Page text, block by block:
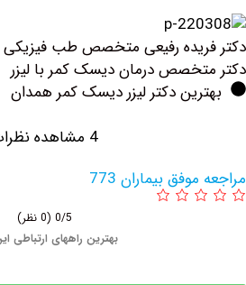
رفیعی متخصص طب فیزیکی
درمان دیسک کمر با لیزر
دکتر لیزر دیسک کمر همدان
بیماران 773
بهترین راههای ارتباطی این دکتر